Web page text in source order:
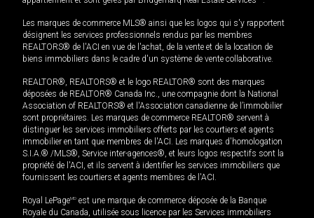
Les marques de commerce MLS® ainsi que les logos qui s'y rapportent
désignent les services professionnels rendus par les membres
REALTORS® de l'ACI en vue de l'achat, de la vente et de la location de
biens immobiliers dans le cadre d'un système de vente collaborative.
REALTOR®, REALTORS® et le logo REALTOR® sont des marques
déposées de REALTOR® Canada Inc., une compagnie dont la National
Association of REALTORS® et l'Association canadienne de l’immobilier
sont propriétaires. Les marques de commerce REALTOR® servent à
distinguer les services immobiliers offerts par les courtiers et agents
immobilier en tant que membres de l'ACI. Les marques d'homologation
S.I.A.® /MLS®, Service inter-agences®, et leurs logos respectifs sont la
propriété de l'ACI, et ils servent à identifier les services immobiliers que
fournissent les courtiers et agents membres de l'ACI.
Royal LePageMD est une marque de commerce déposée de la Banque
Royale du Canada, utilisée sous licence par les Services immobiliers